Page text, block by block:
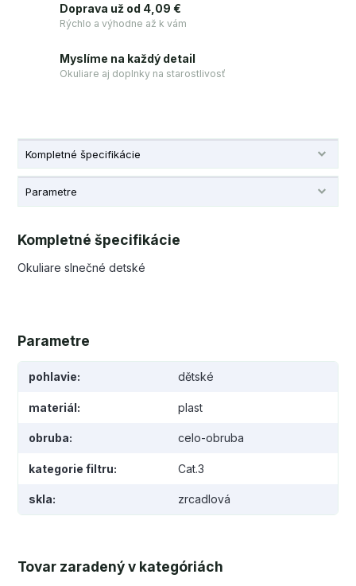
Doprava už od 4,09 €
Rýchlo a výhodne až k vám
Myslíme na každý detail
Okuliare aj doplnky na starostlivosť
Kompletné špecifikácie
Parametre
Kompletné špecifikácie
Okuliare slnečné detské
Parametre
pohlavie dětské
materiál plast
obruba celo-obruba
kategorie filtru Cat.3
skla zrcadlová
Tovar zaradený v kategóriách